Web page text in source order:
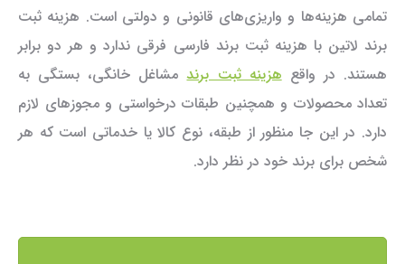
تمامی هزینه‌ها و واریزی‌های قانونی و دولتی است. هزینه ثبت
برند لاتین با هزینه ثبت برند فارسی فرقی ندارد و هر دو برابر
هستند. در واقعهزینه ثبت برندمشاغل خانگی، بستگی به
تعداد محصولات و همچنین طبقات درخواستی و مجوز‌های لازم
دارد. در این جا منظور از طبقه، نوع کالا یا خدماتی است که هر
شخص برای برند خود در نظر دارد.